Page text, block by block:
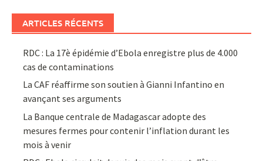
ARTICLES RÉCENTS
RDC : La 17è épidémie d’Ebola enregistre plus de 4.000
cas de contaminations
La CAF réaffirme son soutien à Gianni Infantino en
avançant ses arguments
La Banque centrale de Madagascar adopte des
mesures fermes pour contenir l’inflation durant les
mois à venir